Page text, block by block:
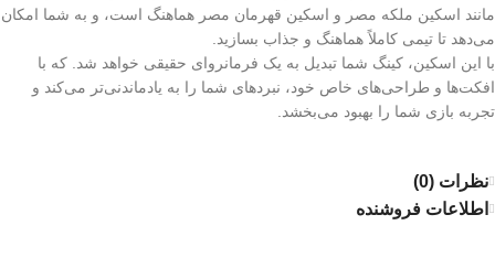
مانند اسکین ملکه مصر و اسکین قهرمان مصر هماهنگ است، و به شما امکان
می‌دهد تا تیمی کاملاً هماهنگ و جذاب بسازید.
با این اسکین، کینگ شما تبدیل به یک فرمانروای حقیقی خواهد شد. که با
افکت‌ها و طراحی‌های خاص خود، نبردهای شما را به یادماندنی‌تر می‌کند و
تجربه بازی شما را بهبود می‌بخشد.
نظرات (0)
اطلاعات فروشنده